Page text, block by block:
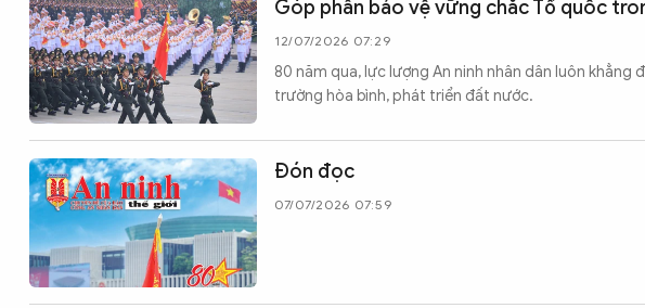
Góp phần bảo vệ vững chắc Tổ quốc
12/07/2026 07:29
80 năm qua, lực lượng An ninh nhân dân luôn
trường hòa bình, phát triển đất nước.
Đón đọc
07/07/2026 07:59